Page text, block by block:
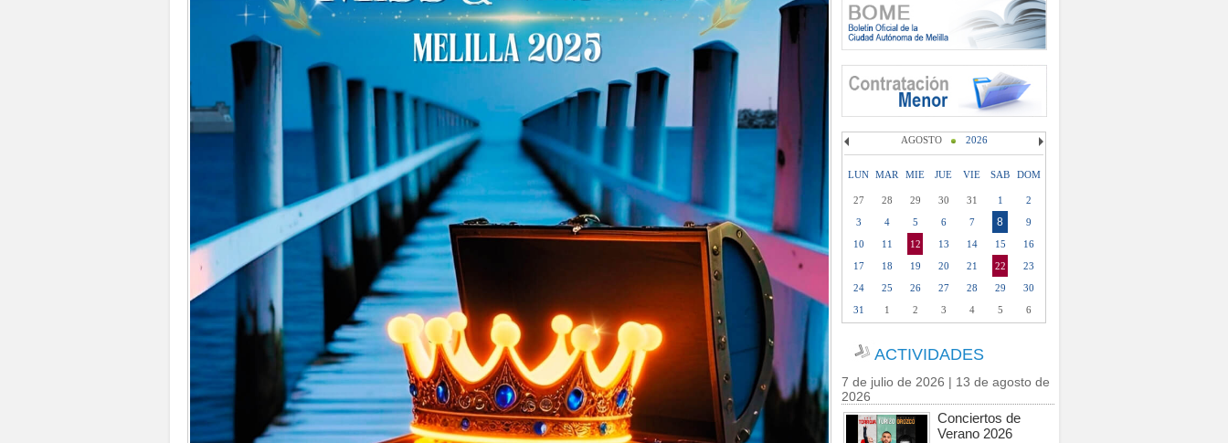
AGOSTO 2026
LUN MAR MIE JUE VIE SAB DOM
27 28 29 30 31 1
2
3
4 5 6 7 8
9
10
11 12 13 14 15
16
17
18 19 20 21 22
23
24
25 26 27 28 29
30
31
1 2 3 4 5 6
ACTIVIDADES
7 de julio de 2026 | 13 de agosto de
2026
Conciertos de
Verano 2026